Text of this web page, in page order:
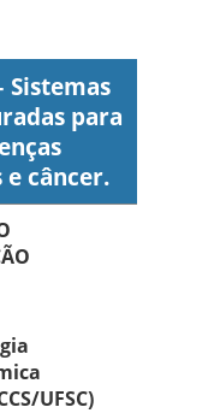
Sistemas
para
câncer.
UFSC)